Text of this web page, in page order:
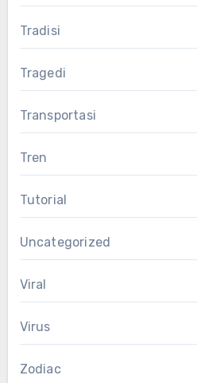
Tradisi
Tragedi
Transportasi
Tren
Tutorial
Uncategorized
Viral
Virus
Zodiac